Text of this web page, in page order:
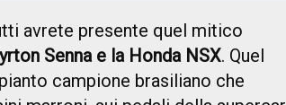
avrete presente quel mitico
Senna e la Honda NSX. Quel
campione brasiliano che